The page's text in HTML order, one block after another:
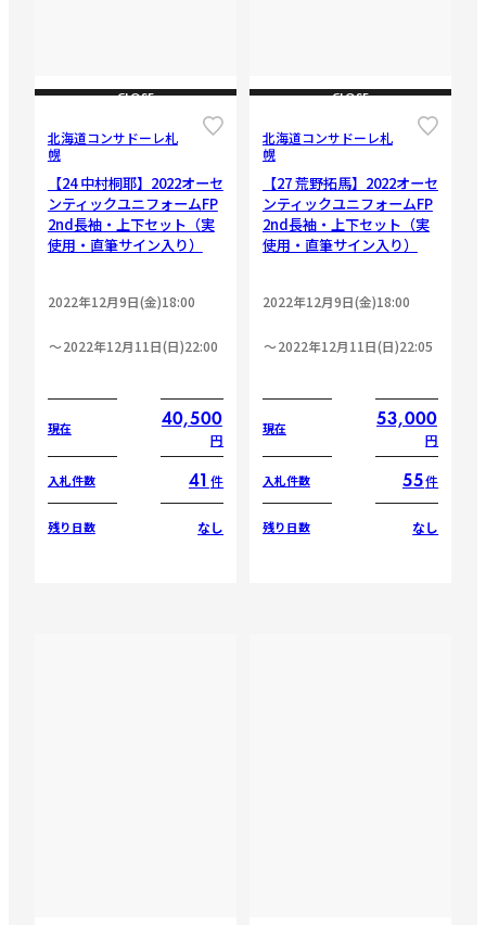
CLOSE
北海道コンサドーレ札
幌
【24 中村桐耶】2022オーセ
ンティックユニフォームFP
2nd長袖・上下セット（実
使用・直筆サイン入り）
2022年12月9日(金)18:00
2022年12月11日(日)22:00
現在 40,500
円
入札件数 41 件
残り日数 なし
CLOSE
北海道コンサドーレ札
幌
【27 荒野拓馬】2022オーセ
ンティックユニフォームFP
2nd長袖・上下セット（実
使用・直筆サイン入り）
2022年12月9日(金)18:00
2022年12月11日(日)22:05
現在 53,000
円
入札件数 55件
残り日数 なし